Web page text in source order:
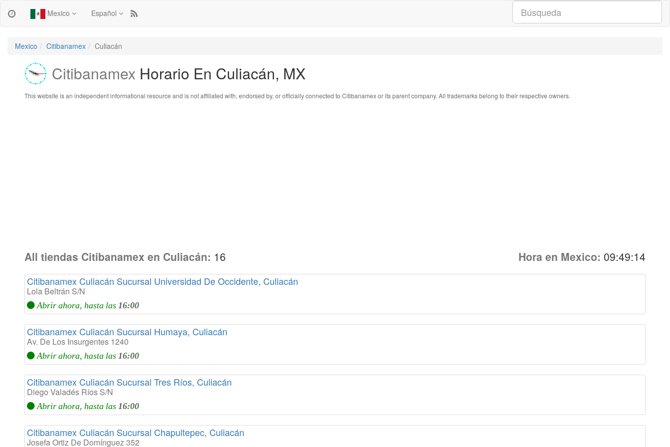
Mexico Español
Mexico Citibanamex Culiacán
Citibanamex Horario En Culiacán, MX
This website is an independent informational resource and is not affiliated with, endorsed by, or officially connected to Citibanamex or its parent company. All trademarks belong to their respective owners.
All tiendas Citibanamex en Culiacán: 16 Hora en Mexico: 09:49:16
Citibanamex Culiacán Sucursal Universidad De Occidente, Culiacán
Lola Beltrán S/N
Abrir ahora, hasta las 16:00
Citibanamex Culiacán Sucursal Humaya, Culiacán
Av. De Los Insurgentes 1240
Abrir ahora, hasta las 16:00
Citibanamex Culiacán Sucursal Tres Ríos, Culiacán
Diego Valadés Ríos S/N
Abrir ahora, hasta las 16:00
Citibanamex Culiacán Sucursal Chapultepec, Culiacán
Josefa Ortiz De Domínguez 352